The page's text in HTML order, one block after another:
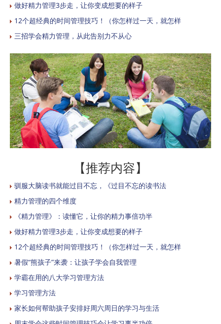
做好精力管理3步走，让你变成想要的样子
12个超经典的时间管理技巧！（你怎样过一天，就怎样
三招学会精力管理，从此告别力不从心
【推荐内容】
驯服大脑读书就能过目不忘，《过目不忘的读书法
精力管理的四个维度
《精力管理》：读懂它，让你的精力事倍功半
做好精力管理3步走，让你变成想要的样子
12个超经典的时间管理技巧！（你怎样过一天，就怎样
暑假“熊孩子”来袭：让孩子学会自我管理
学霸在用的八大学习管理方法
学习管理方法
家长如何帮助孩子安排好周六周日的学习与生活